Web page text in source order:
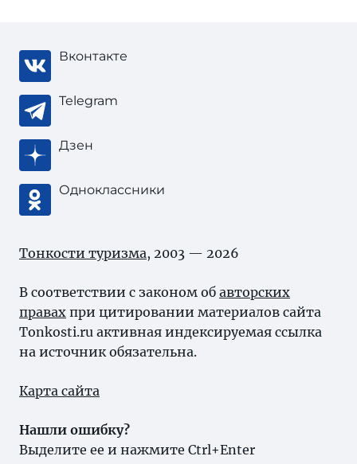
Вконтакте
Telegram
Дзен
Одноклассники
Тонкости туризма, 2003 — 2026
В соответствии с законом об авторских
правах при цитировании материалов сайта
Tonkosti.ru активная индексируемая ссылка
на источник обязательна.
Карта сайта
Нашли ошибку?
Выделите ее и нажмите Ctrl+Enter